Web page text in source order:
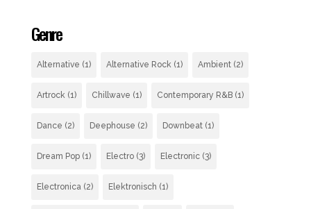
Genre
Alternative (1) Alternative Rock (1) Ambient(2)
Artrock (1) Chillwave (1) Contemporary R&B(1)
Dance (2) Deephouse (2) Downbeat(1)
Dream Pop(1) Electro(3) Electronic(3)
Electronica(2) Elektronisch (1)